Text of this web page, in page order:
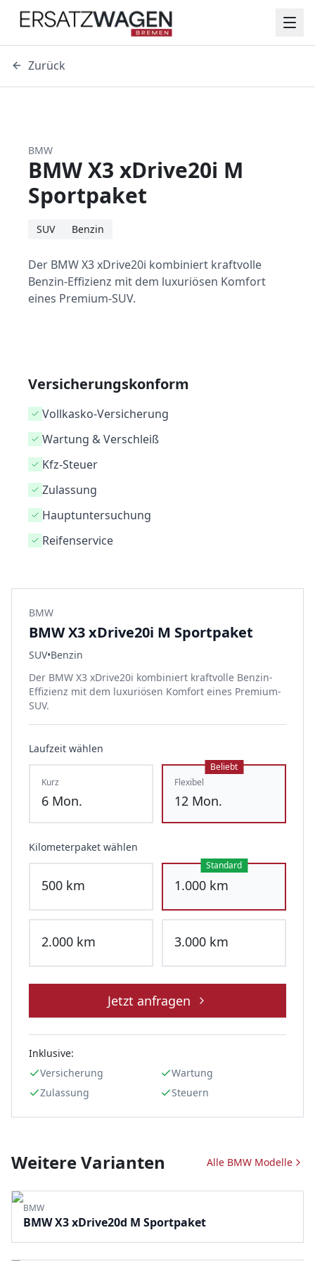
Zurück
BMW
BMW X3 xDrive20i M
Sportpaket
SUV Benzin
Der BMW X3 xDrive20i kombiniert kraftvolle
Benzin-Effizienz mit dem luxuriösen Komfort
eines Premium-SUV.
Versicherungskonform
Vollkasko-Versicherung
Wartung & Verschleiß
Kfz-Steuer
Zulassung
Hauptuntersuchung
Reifenservice
BMW
BMW X3 xDrive20i M Sportpaket
SUV•Benzin
Der BMW X3 xDrive20i kombiniert kraftvolle Benzin-
Effizienz mit dem luxuriösen Komfort eines Premium-
SUV.
Laufzeit wählen
Kurz
6 Mon.
Beliebt
Flexibel
12 Mon.
Kilometerpaket wählen
500 km
Standard
1.000 km
2.000 km 3.000 km
Jetzt anfragen
Inklusive:
Versicherung
Wartung
Zulassung
Steuern
Weitere Varianten Alle BMW Modelle
BMW
BMW X3 xDrive20d M Sportpaket